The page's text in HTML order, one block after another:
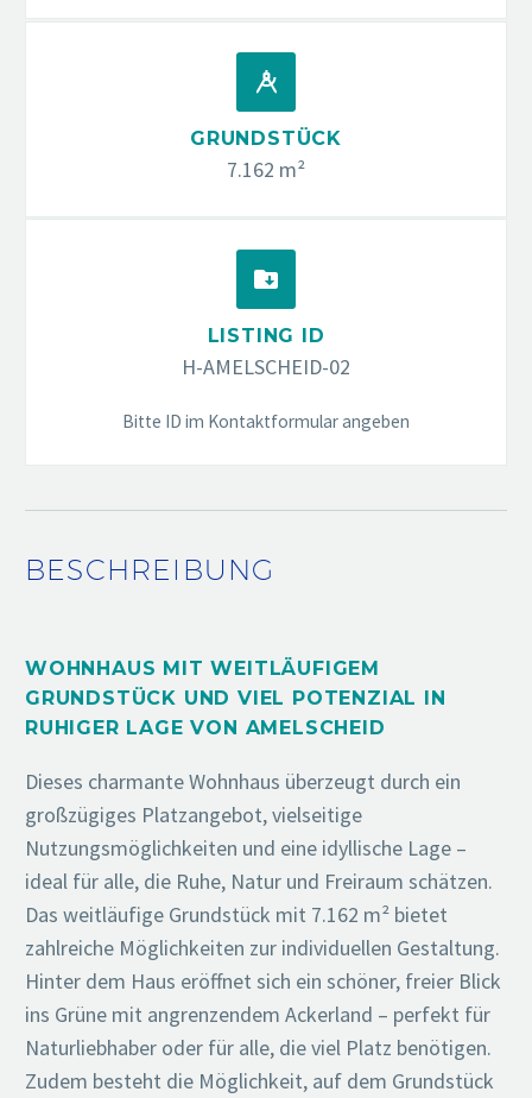


GRUNDSTÜCK
7.162 m²


LISTING ID
H-AMELSCHEID-02
Bitte ID im Kontaktformular angeben
BESCHREIBUNG
WOHNHAUS MIT WEITLÄUFIGEM
GRUNDSTÜCK UND VIEL POTENZIAL IN
RUHIGER LAGE VON AMELSCHEID
Dieses charmante Wohnhaus überzeugt durch ein
großzügiges Platzangebot, vielseitige
Nutzungsmöglichkeiten und eine idyllische Lage –
ideal für alle, die Ruhe, Natur und Freiraum schätzen.
Das weitläufige Grundstück mit 7.162 m² bietet
zahlreiche Möglichkeiten zur individuellen Gestaltung.
Hinter dem Haus eröffnet sich ein schöner, freier Blick
ins Grüne mit angrenzendem Ackerland – perfekt für
Naturliebhaber oder für alle, die viel Platz benötigen.
Zudem besteht die Möglichkeit, auf dem Grundstück